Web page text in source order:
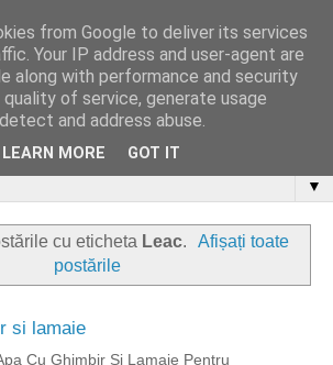
▼
cu eticheta Leac.
Afișați toate
postările
si lamaie
Cu Ghimbir Si Lamaie Pentru
from Google to deliver its services
Your IP address and user-agent are
along with performance and security
of service, generate usage
and address abuse.
LEARN MORE GOT IT